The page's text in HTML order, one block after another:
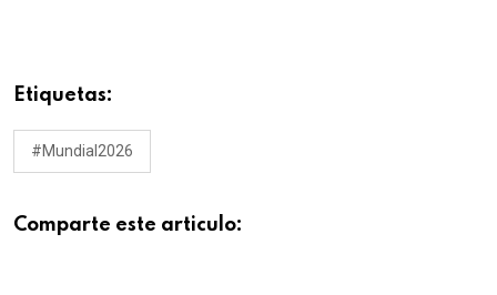
Etiquetas:
#Mundial2026
Comparte este articulo: